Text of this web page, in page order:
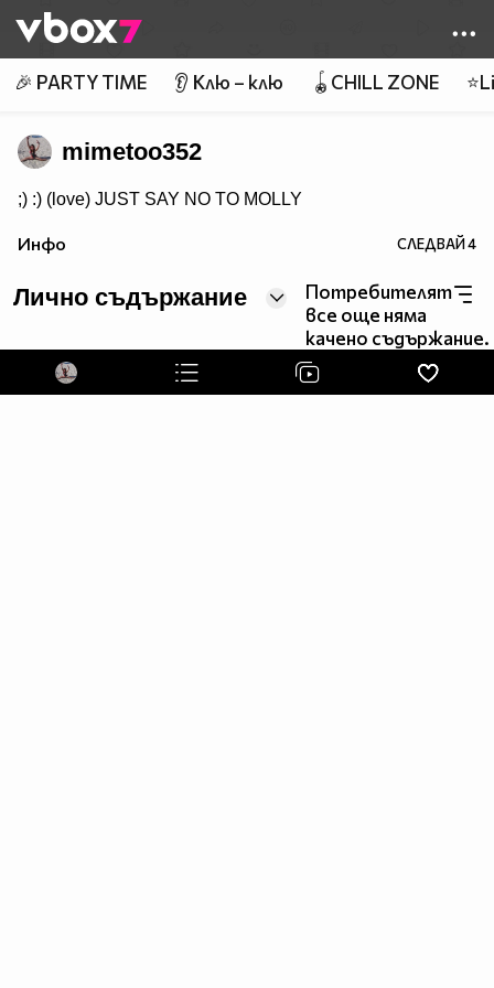
👾
🎉 PARTY TIME 👂 Клю – клю 🪀CHILL ZONE
mimetoo352
;) :) (love) JUST SAY NO TO MOLLY
Инфо СЛЕДВАЙ4
Лично съдържание
Потребителят
все още няма
качено съдържание.